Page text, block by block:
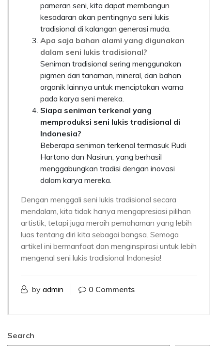
pameran seni, kita dapat membangun
kesadaran akan pentingnya seni lukis
tradisional di kalangan generasi muda.
Apa saja bahan alami yang digunakan
dalam seni lukis tradisional?
Seniman tradisional sering menggunakan
pigmen dari tanaman, mineral, dan bahan
organik lainnya untuk menciptakan warna
pada karya seni mereka.
Siapa seniman terkenal yang
memproduksi seni lukis tradisional di
Indonesia?
Beberapa seniman terkenal termasuk Rudi
Hartono dan Nasirun, yang berhasil
menggabungkan tradisi dengan inovasi
dalam karya mereka.
Dengan menggali seni lukis tradisional secara
mendalam, kita tidak hanya mengapresiasi pilihan
artistik, tetapi juga meraih pemahaman yang lebih
luas tentang diri kita sebagai bangsa. Semoga
artikel ini bermanfaat dan menginspirasi untuk lebih
mengenal seni lukis tradisional Indonesia!
by admin 0 Comments
Search